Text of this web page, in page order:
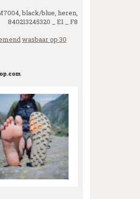
black/blue, heren,
_ E1 _ F8
wasbaar op 30